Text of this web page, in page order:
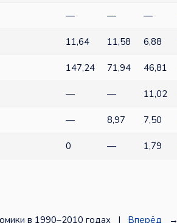
— — —
11,64 11,58 6,88
147,24 71,94 46,81
— — 11,02
— 8,97 7,50
0 — 1,79
в 1990–2010 годах | Вперёд →